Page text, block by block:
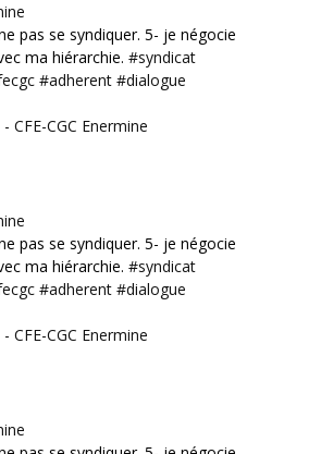
pas se syndiquer. 5- je négocie
ma hiérarchie. #syndicat
#adherent #dialogue
CFE-CGC Enermine
pas se syndiquer. 5- je négocie
ma hiérarchie. #syndicat
#adherent #dialogue
CFE-CGC Enermine